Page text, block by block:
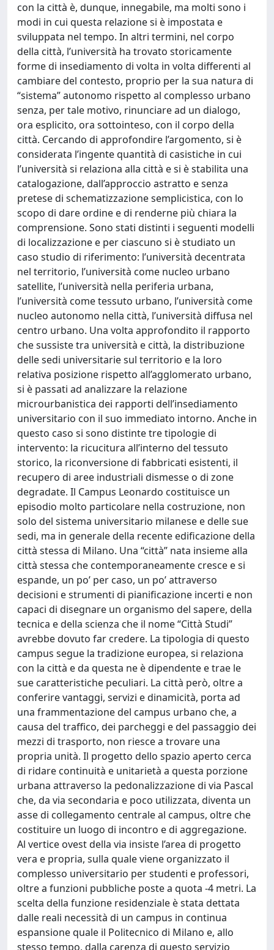
con la città è, dunque, innegabile, ma molti sono i
modi in cui questa relazione si è impostata e
sviluppata nel tempo. In altri termini, nel corpo
della città, l’università ha trovato storicamente
forme di insediamento di volta in volta differenti al
cambiare del contesto, proprio per la sua natura di
“sistema” autonomo rispetto al complesso urbano
senza, per tale motivo, rinunciare ad un dialogo,
ora esplicito, ora sottointeso, con il corpo della
città. Cercando di approfondire l’argomento, si è
considerata l’ingente quantità di casistiche in cui
l’università si relaziona alla città e si è stabilita una
catalogazione, dall’approccio astratto e senza
pretese di schematizzazione semplicistica, con lo
scopo di dare ordine e di renderne più chiara la
comprensione. Sono stati distinti i seguenti modelli
di localizzazione e per ciascuno si è studiato un
caso studio di riferimento: l’università decentrata
nel territorio, l’università come nucleo urbano
satellite, l’università nella periferia urbana,
l’università come tessuto urbano, l’università come
nucleo autonomo nella città, l’università diffusa nel
centro urbano. Una volta approfondito il rapporto
che sussiste tra università e città, la distribuzione
delle sedi universitarie sul territorio e la loro
relativa posizione rispetto all’agglomerato urbano,
si è passati ad analizzare la relazione
microurbanistica dei rapporti dell’insediamento
universitario con il suo immediato intorno. Anche in
questo caso si sono distinte tre tipologie di
intervento: la ricucitura all’interno del tessuto
storico, la riconversione di fabbricati esistenti, il
recupero di aree industriali dismesse o di zone
degradate. Il Campus Leonardo costituisce un
episodio molto particolare nella costruzione, non
solo del sistema universitario milanese e delle sue
sedi, ma in generale della recente edificazione della
città stessa di Milano. Una “città” nata insieme alla
città stessa che contemporaneamente cresce e si
espande, un po’ per caso, un po’ attraverso
decisioni e strumenti di pianificazione incerti e non
capaci di disegnare un organismo del sapere, della
tecnica e della scienza che il nome “Città Studi”
avrebbe dovuto far credere. La tipologia di questo
campus segue la tradizione europea, si relaziona
con la città e da questa ne è dipendente e trae le
sue caratteristiche peculiari. La città però, oltre a
conferire vantaggi, servizi e dinamicità, porta ad
una frammentazione del campus urbano che, a
causa del traffico, dei parcheggi e del passaggio dei
mezzi di trasporto, non riesce a trovare una
propria unità. Il progetto dello spazio aperto cerca
di ridare continuità e unitarietà a questa porzione
urbana attraverso la pedonalizzazione di via Pascal
che, da via secondaria e poco utilizzata, diventa un
asse di collegamento centrale al campus, oltre che
costituire un luogo di incontro e di aggregazione.
Al vertice ovest della via insiste l’area di progetto
vera e propria, sulla quale viene organizzato il
complesso universitario per studenti e professori,
oltre a funzioni pubbliche poste a quota -4 metri. La
scelta della funzione residenziale è stata dettata
dalle reali necessità di un campus in continua
espansione quale il Politecnico di Milano e, allo
stesso tempo, dalla carenza di questo servizio